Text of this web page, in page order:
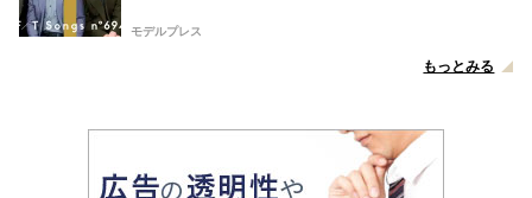
モデルプレス
もっとみる